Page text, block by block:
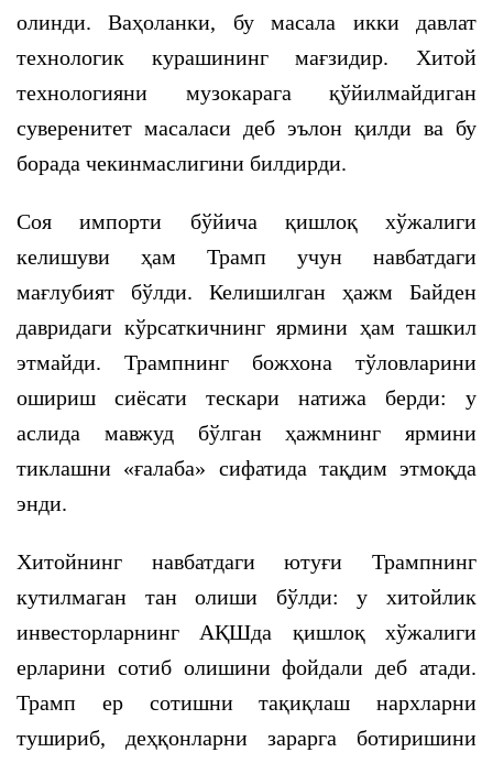
олинди. Ваҳоланки, бу масала икки давлат
технологик курашининг мағзидир. Хитой
технологияни музокарага қўйилмайдиган
суверенитет масаласи деб эълон қилди ва бу
борада чекинмаслигини билдирди.
Соя импорти бўйича қишлоқ хўжалиги
келишуви ҳам Трамп учун навбатдаги
мағлубият бўлди. Келишилган ҳажм Байден
давридаги кўрсаткичнинг ярмини ҳам ташкил
этмайди. Трампнинг божхона тўловларини
ошириш сиёсати тескари натижа берди: у
аслида мавжуд бўлган ҳажмнинг ярмини
тиклашни «ғалаба» сифатида тақдим этмоқда
энди.
Хитойнинг навбатдаги ютуғи Трампнинг
кутилмаган тан олиши бўлди: у хитойлик
инвесторларнинг АҚШда қишлоқ хўжалиги
ерларини сотиб олишини фойдали деб атади.
Трамп ер сотишни тақиқлаш нархларни
тушириб, деҳқонларни зарарга ботиришини